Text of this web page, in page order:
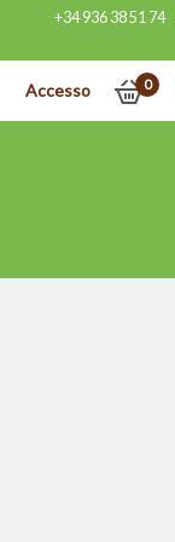
+34 936 38 51 74
Accesso 0